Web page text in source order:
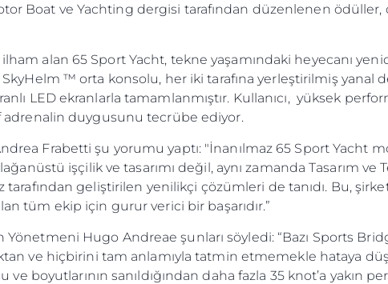
Boat ve Yachting dergisi tarafından düzenlenen
alan 65 Sport Yacht, tekne yaşamındaki heyecanı
™ orta konsolu, her iki tarafına yerleştirilmiş yanal
LED ekranlarla tamamlanmıştır. Kullanıcı, yüksek
adrenalin duygusunu tecrübe ediyor.
Frabetti şu yorumu yaptı: "İnanılmaz 65 Sport Yacht
işçilik ve tasarımı değil, aynı zamanda Tasarım
tarafından geliştirilen yenilikçi çözümleri de tanıdı. Bu,
tüm ekip için gurur verici bir başarıdır.”
Yönetmeni Hugo Andreae şunları söyledi: “Bazı Sports
ve hiçbirini tam anlamıyla tatmin etmemekle hataya
boyutlarının sanıldığından daha fazla 35 knot’a yakın